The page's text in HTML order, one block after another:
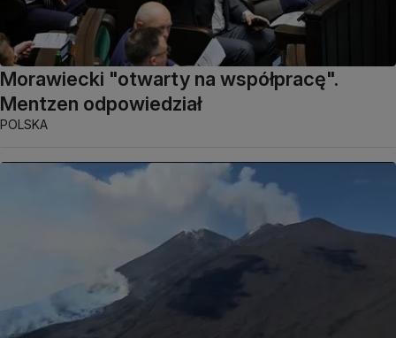
Morawiecki "otwarty na współpracę".
Mentzen odpowiedział
POLSKA